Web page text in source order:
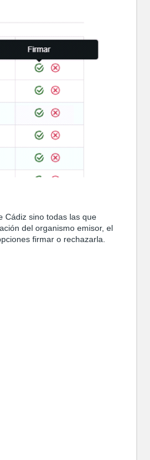
Cádiz sino todas las que
del organismo emisor, el
firmar o rechazarla.